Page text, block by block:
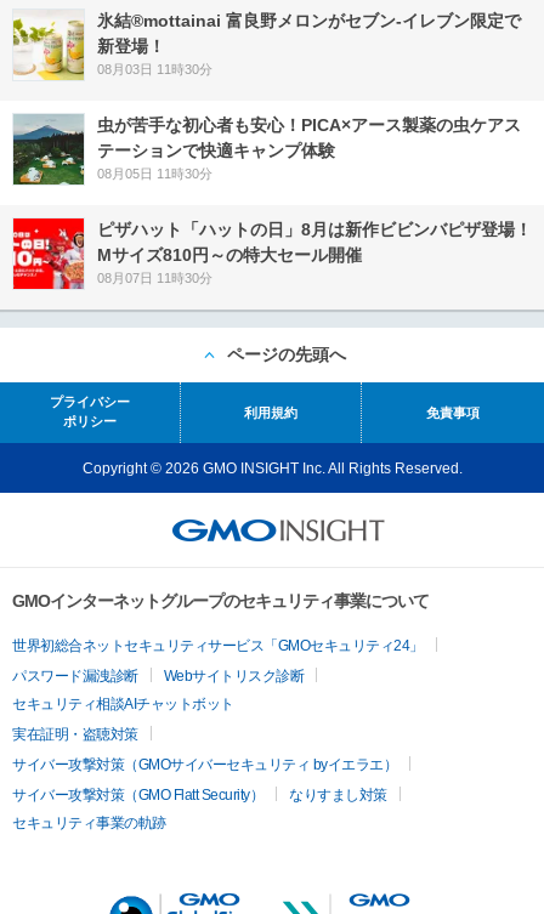
氷結®mottainai 富良野メロンがセブン‐イレブン限定で
新登場！
08月03日 11時30分
虫が苦手な初心者も安心！PICA×アース製薬の虫ケアス
テーションで快適キャンプ体験
08月05日 11時30分
ピザハット「ハットの日」8月は新作ビビンバピザ登場！
Mサイズ810円～の特大セール開催
08月07日 11時30分
ページの先頭へ
プライバシー
ポリシー
利用規約 免責事項
Copyright © 2026 GMO INSIGHT Inc. All Rights Reserved.
GMOインターネットグループのセキュリティ事業について
世界初総合ネットセキュリティサービス「GMOセキュリティ24」
パスワード漏洩診断
Webサイトリスク診断
セキュリティ相談AIチャットボット
実在証明・盗聴対策
サイバー攻撃対策（GMOサイバーセキュリティ byイエラエ）
サイバー攻撃対策（GMO Flatt Security）
なりすまし対策
セキュリティ事業の軌跡